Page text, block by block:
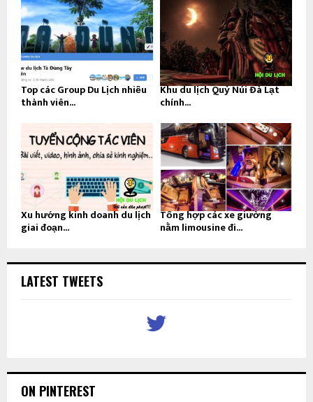
Top các Group Du Lịch nhiều
thành viên...
Khu du lịch Quỷ Núi Đà Lạt
chính...
Xu hướng kinh doanh du lịch
giai đoạn...
Tổng hợp các xe giường
nằm limousine đi...
LATEST TWEETS
ON PINTEREST